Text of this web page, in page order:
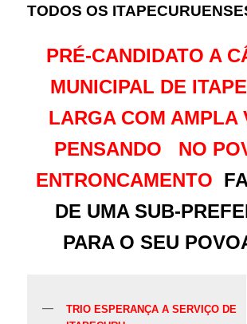
TODOS OS
PRÉ-CANDIDATO A
MUNICIPAL DE
LARGA COM AMPLA
PENSANDO NO
ENTRONCAMENTO
DE UMA SUB-
PARA O SEU
TRIO ESPERANÇA A SERVIÇO DE